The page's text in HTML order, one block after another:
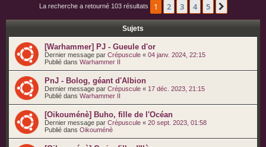
c
La recherche a retourné 103 résultats 1 2 3 4 5
Sujets
[Warhammer] PJ - Gueule d'or
Dernier message par Crépuscule « 04 janv. 2024, 22:15
Publié dans Warhammer II
PnJ - Bolog, géant d'Albion
Dernier message par Crépuscule « 17 déc. 2023, 21:15
Publié dans Warhammer II
[Oikouménè] Buho, fille de l'Océan
Dernier message par Crépuscule « 20 sept. 2023, 01:58
Publié dans Oikouménè